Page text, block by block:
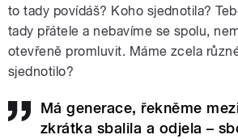
to tady povídáš? Koho sjednotila?
tady přátele a nebavíme se spolu,
otevřeně promluvit. Máme zcela
sjednotilo?
Má generace, řekněme
zkrátka sbalila a odjela –